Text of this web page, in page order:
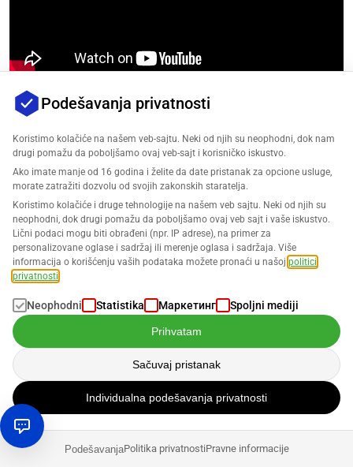
Ko želi da postane prodavac na Amazonu, prvo
mora pronaći pravi proizvod
Ko želi da prodaje na Amazonu, ne bi trebao da se fokusira
samo na svoju prodavnicu i svoje proizvode. Na kraju
krajeva, najbolji proizvod ne koristi ništa ako je tržište
zasićeno, nema potražnje ili je konkurencija prevelika. Ko
želi da posluje isključivo iz ekonomskih razloga, trebao bi
delovati tamo gde može „što jednostavnije“ profitabilno
Analiza tržišta
Analiza tržišta treba da se sprovodi redovno za sve
opslužene (ili ciljne) tržišta i proizvode, kako bi se trendovi i
razvoj mogli predvideti što je pre moguće. Na taj način
možete rano reagovati i profitirati od toga. Kada
konkurencija raste, možete odmah delovati, a to je moguće
Podešavanja privatnosti
Koristimo kolačiće na našem veb-sajtu. Neki od njih su neophodni, dok nam
drugi pomažu da poboljšamo ovaj veb-sajt i korisničko iskustvo.
Ako imate manje od 16 godina i želite da date pristanak za opcione usluge,
morate zatražiti dozvolu od svojih zakonskih staratelja.
Koristimo kolačiće i druge tehnologije na našem veb sajtu. Neki od njih su
neophodni, dok drugi pomažu da poboljšamo ovaj veb sajt i vaše iskustvo.
Lični podaci mogu biti obrađeni (npr. IP adrese), na primer za
personalizovane oglase i sadržaj ili merenje oglasa i sadržaja. Više
informacija o korišćenju vaših podataka možete pronaći u našoj politici
privatnosti
Neophodni Statistika Маркетинг Spoljni mediji
Prihvatam
Sačuvaj pristanak
Individualna podešavanja privatnosti
PodešavanjaPolitika privatnostiPravne informacije